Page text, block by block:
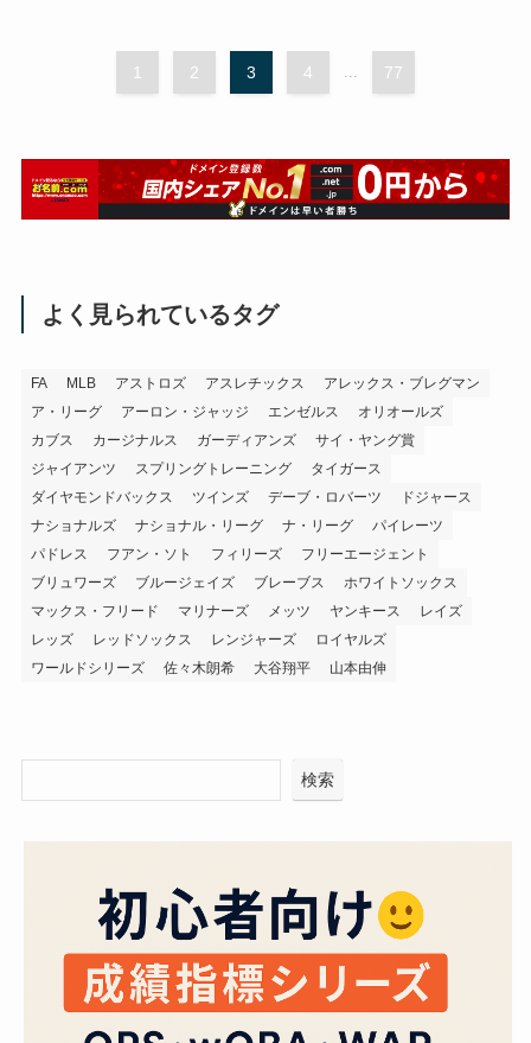
1 2 3 4 ... 77
よく見られているタグ
FA MLB アストロズ アスレチックス
アレックス・ブレグマン
ア・リーグ
アーロン・ジャッジ エンゼルス
オリオールズ
カブス
カージナルス ガーディアンズ
サイ・ヤング賞
ジャイアンツ
スプリングトレーニング
タイガース
ダイヤモンドバックス
ツインズ デーブ・ロバーツ
ドジャース
ナショナルズ
ナショナル・リーグ ナ・リーグ
パイレーツ
パドレス
フアン・ソト フィリーズ
フリーエージェント
ブリュワーズ
ブルージェイズ ブレーブス
ホワイトソックス
マックス・フリード
マリナーズ メッツ ヤンキース
レイズ
レッズ
レッドソックス レンジャーズ
ロイヤルズ
ワールドシリーズ
佐々木朗希 大谷翔平 山本由伸
検索